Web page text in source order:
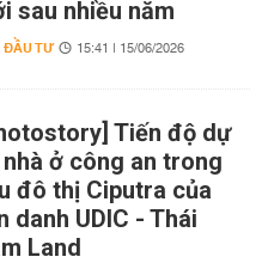
sau nhiều năm
ĐẦU TƯ 15:41 | 15/06/2026
Tiến độ dự
nhà ở công an trong
đô thị Ciputra của
danh UDIC - Thái
Land